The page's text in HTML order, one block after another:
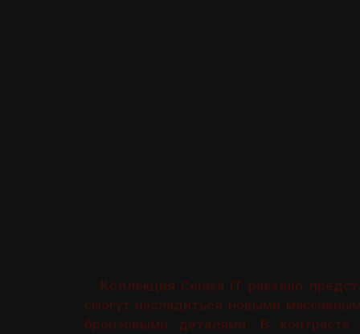
Коллекция Cerasa IT paestum
смогут насладиться новыми
бронзовыми деталями. В